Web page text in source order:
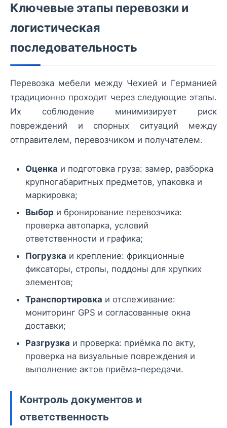
Ключевые этапы перевозки и
логистическая
последовательность
Перевозка мебели между Чехией и Германией
традиционно проходит через следующие этапы.
Их соблюдение минимизирует риск
повреждений и спорных ситуаций между
отправителем, перевозчиком и получателем.
Оценка и подготовка груза: замер, разборка
крупногабаритных предметов, упаковка и
маркировка;
Выбор и бронирование перевозчика:
проверка автопарка, условий
ответственности и графика;
Погрузка и крепление: фрикционные
фиксаторы, стропы, поддоны для хрупких
элементов;
Транспортировка и отслеживание:
мониторинг GPS и согласованные окна
доставки;
Разгрузка и проверка: приёмка по акту,
проверка на визуальные повреждения и
выполнение актов приёма-передачи.
Контроль документов и
ответственность